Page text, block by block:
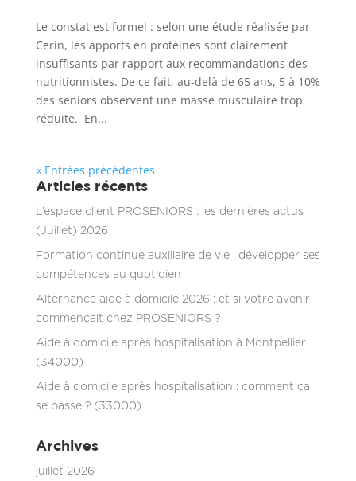
Le constat est formel : selon une étude réalisée par
Cerin, les apports en protéines sont clairement
insuffisants par rapport aux recommandations des
nutritionnistes. De ce fait, au-delà de 65 ans, 5 à 10%
des seniors observent une masse musculaire trop
réduite. En...
« Entrées précédentes
Articles récents
L’espace client PROSENIORS : les dernières actus
(Juillet) 2026
Formation continue auxiliaire de vie : développer ses
compétences au quotidien
Alternance aide à domicile 2026 : et si votre avenir
commençait chez PROSENIORS ?
Aide à domicile après hospitalisation à Montpellier
(34000)
Aide à domicile après hospitalisation : comment ça
se passe ? (33000)
Archives
juillet 2026